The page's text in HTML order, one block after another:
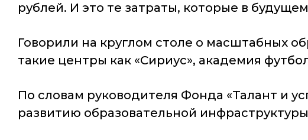
рублей. И это те затраты, которые в
Говорили на круглом столе о масштабных
такие центры как «Сириус», академия
По словам руководителя Фонда «Талант и
развитию образовательной